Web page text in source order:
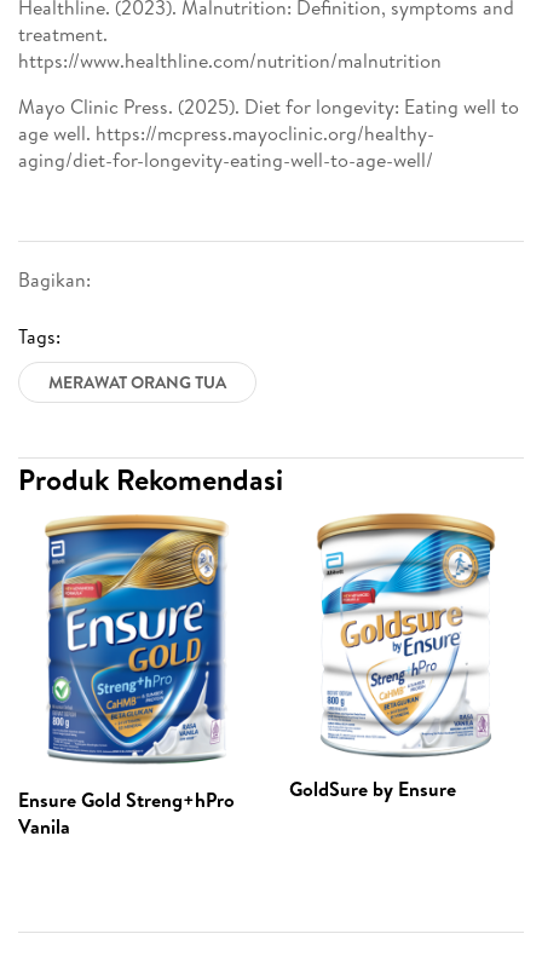
Bagikan:
Tags:
MERAWAT ORANG TUA
Healthline. (2023). Malnutrition: Definition, symptoms and
treatment.
https://www.healthline.com/nutrition/malnutrition
Mayo Clinic Press. (2025). Diet for longevity: Eating well to
age well. https://mcpress.mayoclinic.org/healthy-
aging/diet-for-longevity-eating-well-to-age-well/
Produk Rekomendasi
Ensure Gold Streng+hPro
Vanila
GoldSure by Ensure